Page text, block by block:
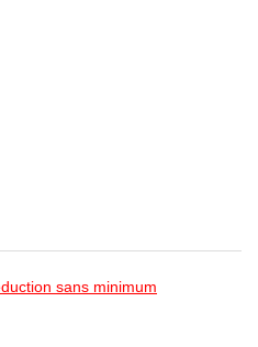
sans minimum